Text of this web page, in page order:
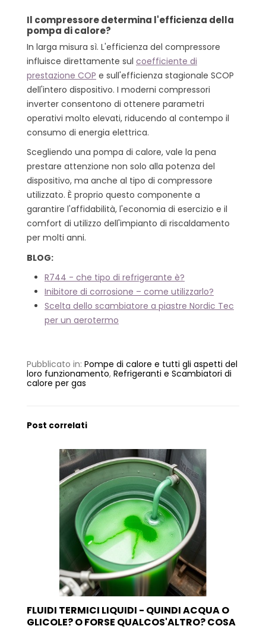
Il compressore determina l'efficienza della
pompa di calore?
In larga misura sì. L'efficienza del compressore
influisce direttamente sul coefficiente di
prestazione COP e sull'efficienza stagionale SCOP
dell'intero dispositivo. I moderni compressori
inverter consentono di ottenere parametri
operativi molto elevati, riducendo al contempo il
consumo di energia elettrica.
Scegliendo una pompa di calore, vale la pena
prestare attenzione non solo alla potenza del
dispositivo, ma anche al tipo di compressore
utilizzato. È proprio questo componente a
garantire l'affidabilità, l'economia di esercizio e il
comfort di utilizzo dell'impianto di riscaldamento
per molti anni.
BLOG:
R744 - che tipo di refrigerante è?
Inibitore di corrosione – come utilizzarlo?
Scelta dello scambiatore a piastre Nordic Tec
per un aerotermo
Pubblicato in: Pompe di calore e tutti gli aspetti del
loro funzionamento, Refrigeranti e Scambiatori di
calore per gas
Post correlati
FLUIDI TERMICI LIQUIDI - QUINDI ACQUA O
GLICOLE? O FORSE QUALCOS'ALTRO? COSA